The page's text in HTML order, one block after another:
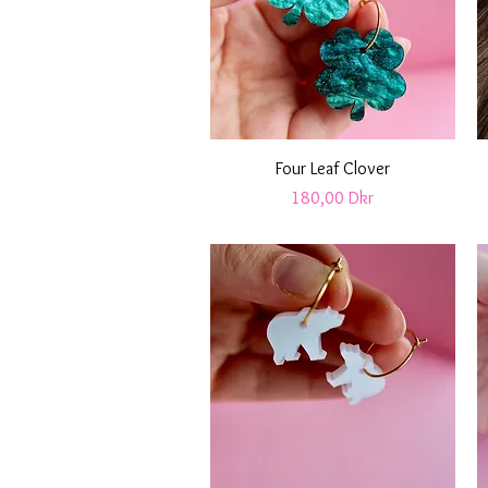
Snabbvisning
Four Leaf Clover
Pris
180,00 Dkr